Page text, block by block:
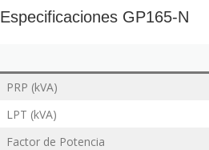
Especificaciones GP165-N
PRP (kVA)
LPT (kVA)
Factor de Potencia